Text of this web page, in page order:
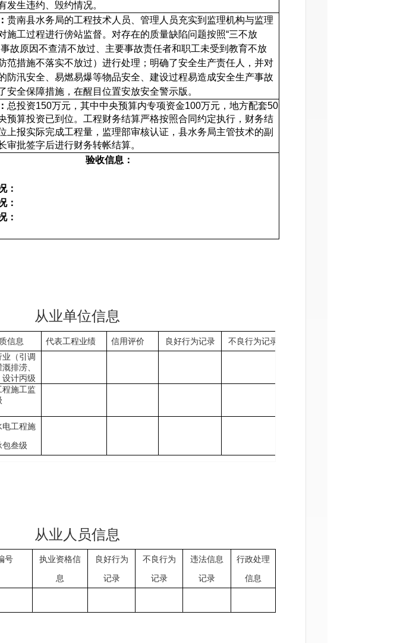
发生违约、毁约情况。
贵南县水务局的工程技术人员、管理人员充实到监理机构与监理
施工过程进行傍站监督。对存在的质量缺陷问题按照“三不放
故原因不查清不放过、主要事故责任者和职工未受到教育不放
范措施不落实不放过）进行处理；明确了安全生产责任人，并对
防汛安全、易燃易爆等物品安全、建设过程易造成安全生产事故
安全保障措施，在醒目位置安放安全警示版。
总投资150万元，其中中央预算内专项资金100万元，地方配套50
预算投资已到位。工程财务结算严格按照合同约定执行，财务结
上报实际完成工程量，监理部审核认证，县水务局主管技术的副
审批签字后进行财务转帐结算。
验收信息：
：
：
：
从业单位信息
信息 代表工程业绩 信用评价 良好行为记录 不良行为记录
业（引调
排涝、
设计丙级
程施工监
电工程施
包叁级
从业人员信息
号
执业资格信
息
良好行为
记录
不良行为
记录
违法信息
记录
行政处理
信息